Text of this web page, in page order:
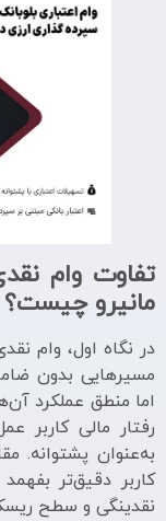
تفاوت وام
مانیرو چیست؟
در نگاه اول، وام
مسیرهایی بدون
اما منطق عملکرد
رفتار مالی کاربر
به‌عنوان پشتوانه.
کاربر دقیق‌تر
نقدینگی و سطح